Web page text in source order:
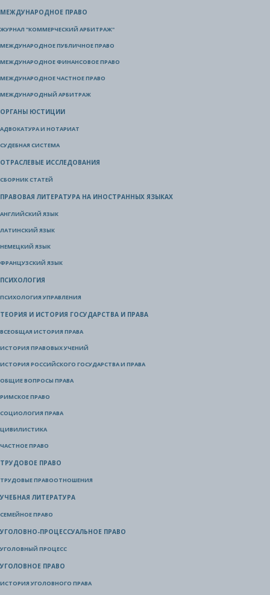
МЕЖДУНАРОДНОЕ ПРАВО
ЖУРНАЛ "КОММЕРЧЕСКИЙ АРБИТРАЖ"
МЕЖДУНАРОДНОЕ ПУБЛИЧНОЕ ПРАВО
МЕЖДУНАРОДНОЕ ФИНАНСОВОЕ ПРАВО
МЕЖДУНАРОДНОЕ ЧАСТНОЕ ПРАВО
МЕЖДУНАРОДНЫЙ АРБИТРАЖ
ОРГАНЫ ЮСТИЦИИ
АДВОКАТУРА И НОТАРИАТ
СУДЕБНАЯ СИСТЕМА
ОТРАСЛЕВЫЕ ИССЛЕДОВАНИЯ
СБОРНИК СТАТЕЙ
ПРАВОВАЯ ЛИТЕРАТУРА НА ИНОСТРАННЫХ ЯЗЫКАХ
АНГЛИЙСКИЙ ЯЗЫК
ЛАТИНСКИЙ ЯЗЫК
НЕМЕЦКИЙ ЯЗЫК
ФРАНЦУЗСКИЙ ЯЗЫК
ПСИХОЛОГИЯ
ПСИХОЛОГИЯ УПРАВЛЕНИЯ
ТЕОРИЯ И ИСТОРИЯ ГОСУДАРСТВА И ПРАВА
ВСЕОБЩАЯ ИСТОРИЯ ПРАВА
ИСТОРИЯ ПРАВОВЫХ УЧЕНИЙ
ИСТОРИЯ РОССИЙСКОГО ГОСУДАРСТВА И ПРАВА
ОБЩИЕ ВОПРОСЫ ПРАВА
РИМСКОЕ ПРАВО
СОЦИОЛОГИЯ ПРАВА
ЦИВИЛИСТИКА
ЧАСТНОЕ ПРАВО
ТРУДОВОЕ ПРАВО
ТРУДОВЫЕ ПРАВООТНОШЕНИЯ
УЧЕБНАЯ ЛИТЕРАТУРА
СЕМЕЙНОЕ ПРАВО
УГОЛОВНО-ПРОЦЕССУАЛЬНОЕ ПРАВО
УГОЛОВНЫЙ ПРОЦЕСС
УГОЛОВНОЕ ПРАВО
ИСТОРИЯ УГОЛОВНОГО ПРАВА